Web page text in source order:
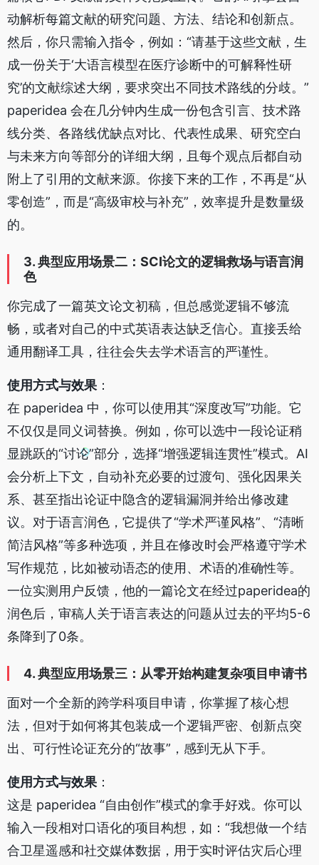
动解析每篇文献的研究问题、方法、结论和创新点。
然后，你只需输入指令，例如：“请基于这些文献，生
成一份关于‘大语言模型在医疗诊断中的可解释性研
究’的文献综述大纲，要求突出不同技术路线的分歧。”
paperidea 会在几分钟内生成一份包含引言、技术路
线分类、各路线优缺点对比、代表性成果、研究空白
与未来方向等部分的详细大纲，且每个观点后都自动
附上了引用的文献来源。你接下来的工作，不再是“从
零创造”，而是“高级审校与补充”，效率提升是数量级
的。
3. 典型应用场景二：SCI论文的逻辑救场与语言润
色
你完成了一篇英文论文初稿，但总感觉逻辑不够流
畅，或者对自己的中式英语表达缺乏信心。直接丢给
通用翻译工具，往往会失去学术语言的严谨性。
使用方式与效果 ：
在 paperidea 中，你可以使用其“深度改写”功能。它
不仅仅是同义词替换。例如，你可以选中一段论证稍
显跳跃的“讨论”部分，选择“增强逻辑连贯性”模式。AI
会分析上下文，自动补充必要的过渡句、强化因果关
系、甚至指出论证中隐含的逻辑漏洞并给出修改建
议。对于语言润色，它提供了“学术严谨风格”、“清晰
简洁风格”等多种选项，并且在修改时会严格遵守学术
写作规范，比如被动语态的使用、术语的准确性等。
一位实测用户反馈，他的一篇论文在经过paperidea的
润色后，审稿人关于语言表达的问题从过去的平均5-6
条降到了0条。
4. 典型应用场景三：从零开始构建复杂项目申请书
面对一个全新的跨学科项目申请，你掌握了核心想
法，但对于如何将其包装成一个逻辑严密、创新点突
出、可行性论证充分的“故事”，感到无从下手。
使用方式与效果 ：
这是 paperidea “自由创作”模式的拿手好戏。你可以
输入一段相对口语化的项目构想，如：“我想做一个结
合卫星遥感和社交媒体数据，用于实时评估灾后心理